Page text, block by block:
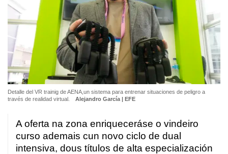
Detalle del VR trainig de AENA,un sistema para entrenar situaciones de peligro a
través de realidad virtual.
Alejandro García | EFE
A oferta na zona enriqueceráse o vindeiro
curso ademais cun novo ciclo de dual
intensiva, dous títulos de alta especialización